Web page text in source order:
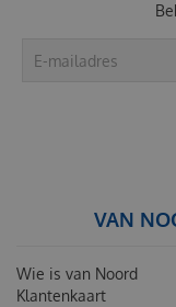
VAN
Wie is van Noord
Klantenkaart